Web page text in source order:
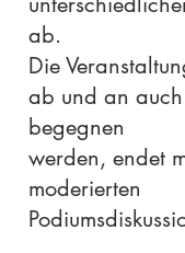
ab.
Die
ab und an
begegnen
werden, endet
moderierten